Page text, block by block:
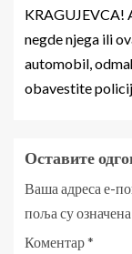
KRAGUJEVCA!
negde njega ili
automobil,
obavestite
Оставите
Ваша адреса е-
поља су означена
Коментар*